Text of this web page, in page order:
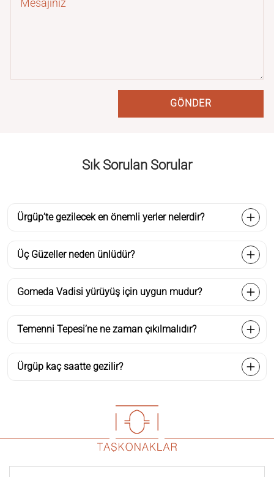
Sık Sorulan Sorular
Ürgüp’te gezilecek en önemli yerler nelerdir?
Üç Güzeller neden ünlüdür?
Gomeda Vadisi yürüyüş için uygun mudur?
Temenni Tepesi’ne ne zaman çıkılmalıdır?
Ürgüp kaç saatte gezilir?